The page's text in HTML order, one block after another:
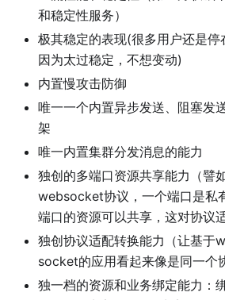
和稳定性服务）
极其稳定的表现(很多用户还是
因为太过稳定，不想变动)
内置慢攻击防御
唯一一个内置异步发送、阻塞发
架
唯一内置集群分发消息的能力
独创的多端口资源共享能力（譬
websocket协议，一个端口是私
端口的资源可以共享，这对协议
独创协议适配转换能力（让基于
socket的应用看起来像是同一个
独一档的资源和业务绑定能力：